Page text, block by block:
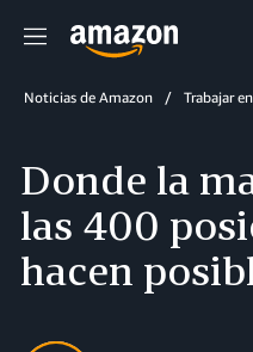
Menú
Noticias de Amazon Trabajar
Donde la
las 400
hacen